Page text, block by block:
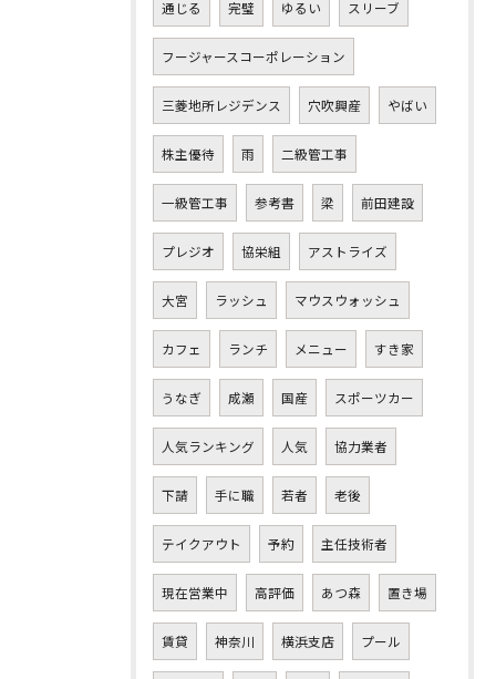
通じる 完璧 ゆるい スリーブ
フージャースコーポレーション
三菱地所レジデンス 穴吹興産 やばい
株主優待 雨 二級管工事
一級管工事 参考書 梁 前田建設
プレジオ 協栄組 アストライズ
大宮 ラッシュ マウスウォッシュ
カフェ ランチ メニュー すき家
うなぎ 成瀬 国産 スポーツカー
人気ランキング 人気 協力業者
下請 手に職 若者 老後
テイクアウト 予約 主任技術者
現在営業中 高評価 あつ森 置き場
賃貸 神奈川 横浜支店 プール